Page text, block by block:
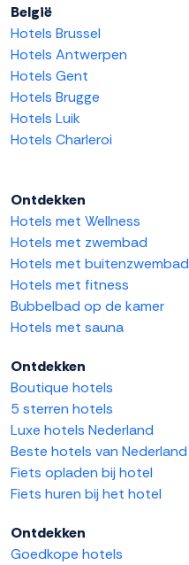
België
Hotels Brussel
Hotels Antwerpen
Hotels Gent
Hotels Brugge
Hotels Luik
Hotels Charleroi
Ontdekken
Hotels met Wellness
Hotels met zwembad
Hotels met buitenzwembad
Hotels met fitness
Bubbelbad op de kamer
Hotels met sauna
Ontdekken
Boutique hotels
5 sterren hotels
Luxe hotels Nederland
Beste hotels van Nederland
Fiets opladen bij hotel
Fiets huren bij het hotel
Ontdekken
Goedkope hotels